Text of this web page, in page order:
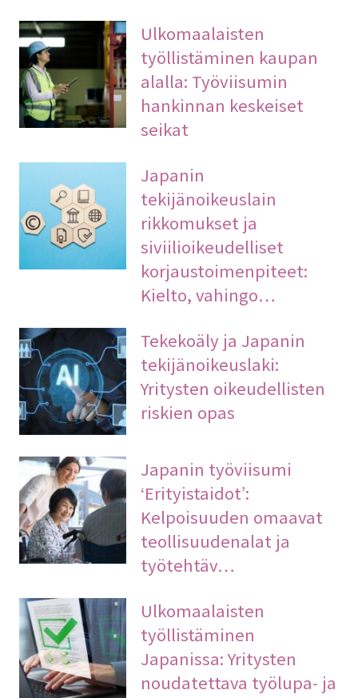
Ulkomaalaisten
työllistäminen kaupan
alalla: Työviisumin
hankinnan keskeiset
seikat
Japanin
tekijänoikeuslain
rikkomukset ja
siviilioikeudelliset
korjaustoimenpiteet:
Kielto, vahingo…
Tekekoäly ja Japanin
tekijänoikeuslaki:
Yritysten oikeudellisten
riskien opas
Japanin työviisumi
‘Erityistaidot’:
Kelpoisuuden omaavat
teollisuudenalat ja
työtehtäv…
Ulkomaalaisten
työllistäminen
Japanissa: Yritysten
noudatettava työlupa- ja